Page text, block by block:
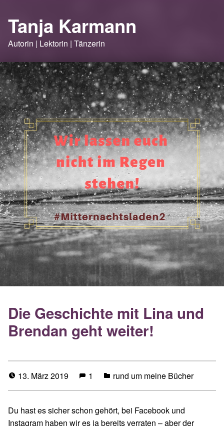
Tanja Karmann
Autorin | Lektorin | Tänzerin
Die Geschichte mit Lina und
Brendan geht weiter!
13. März 2019 1 rund um meine Bücher
Du hast es sicher schon gehört, bei Facebook und
Instagram haben wir es ja bereits verraten – aber der